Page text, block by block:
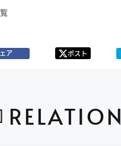
ア ポスト
RELATION